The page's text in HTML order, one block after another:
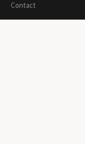
Contact